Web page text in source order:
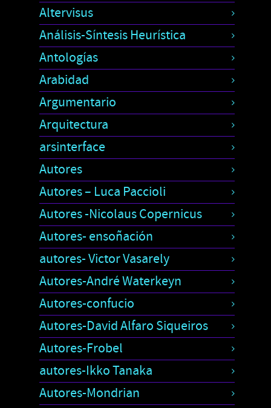
Altervisus
Análisis-Síntesis Heurística
Antologías
Arabidad
Argumentario
Arquitectura
arsinterface
Autores
Autores – Luca Paccioli
Autores -Nicolaus Copernicus
Autores- ensoñación
autores- Victor Vasarely
Autores-André Waterkeyn
Autores-confucio
Autores-David Alfaro Siqueiros
Autores-Frobel
autores-Ikko Tanaka
Autores-Mondrian